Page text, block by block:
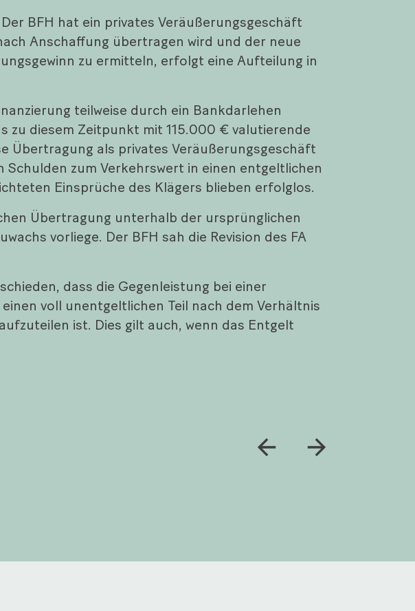
BFH hat ein privates Veräußerungsgeschäft
Anschaffung übertragen wird und der neue
zu ermitteln, erfolgt eine Aufteilung in
teilweise durch ein Bankdarlehen
zu diesem Zeitpunkt mit 115.000 € valutierende
Übertragung als privates Veräußerungsgeschäft
zum Verkehrswert in einen entgeltlichen
Einsprüche des Klägers blieben erfolglos.
Übertragung unterhalb der ursprünglichen
vorliege. Der BFH sah die Revision des FA
dass die Gegenleistung bei einer
voll unentgeltlichen Teil nach dem Verhältnis
ist. Dies gilt auch, wenn das Entgelt